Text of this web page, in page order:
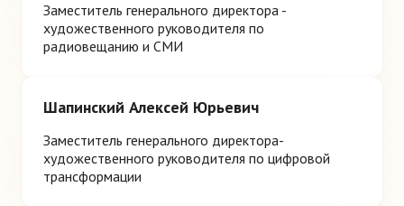
Заместитель генерального директора -
художественного руководителя по
радиовещанию и СМИ
Шапинский Алексей Юрьевич
Заместитель генерального директора-
художественного руководителя по цифровой
трансформации